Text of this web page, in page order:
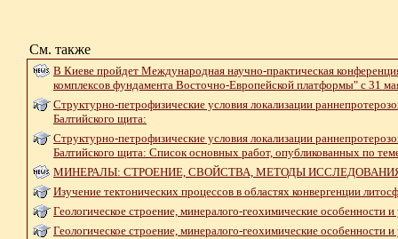
См. также
В Киеве пройдет Международная научно-практическая
комплексов фундамента Восточно-Европейской платформы" с 31
Структурно-петрофизические условия локализации
Балтийского щита:
Структурно-петрофизические условия локализации
Балтийского щита: Список основных работ, опубликованных по
МИНЕРАЛЫ: СТРОЕНИЕ, СВОЙСТВА, МЕТОДЫ
Изучение тектонических процессов в областях конвергенции
Геологическое строение, минералого-геохимические
Геологическое строение, минералого-геохимические